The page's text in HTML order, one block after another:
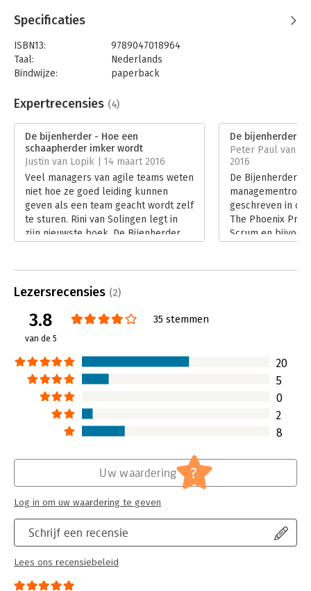
Specificaties
ISBN13:
9789047018964
Taal:
Nederlands
Bindwijze:
paperback
Uitgever:
Atlas-Contact
Verschijningsdatum:
Hoofdrubriek: Economie
Expertrecensies (4)
De bijenherder - Hoe een
schaapherder imker wordt
Justin van Lopik | 14 maart 2016
Veel managers van agile teams weten
niet hoe ze goed leiding kunnen
geven als een team geacht wordt zelf
te sturen. Rini van Solingen legt in
zijn nieuwste boek, De Bijenherder,
imker wordt.
De bijenherder
Peter Paul van
2016
De Bijenherder is
geschreven in de
The Phoenix
Scrum en
Lezersrecensies (2)
3.8
van de 5
35 stemmen
20
5
0
2
8
Schrijf een recensie
Lees ons recensiebeleid
Uw waardering ?
Log in om uw waardering te geven